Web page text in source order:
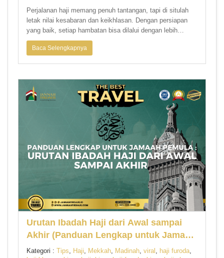
Perjalanan haji memang penuh tantangan, tapi di situlah
letak nilai kesabaran dan keikhlasan. Dengan persiapan
yang baik, setiap hambatan bisa dilalui dengan lebih
ringan.
Baca Selengkapnya
Urutan Ibadah Haji dari Awal sampai
Akhir (Panduan Lengkap untuk Jamaah
Pemula)
Kategori : Tips, Haji, Mekkah, Madinah, viral , haji furoda,